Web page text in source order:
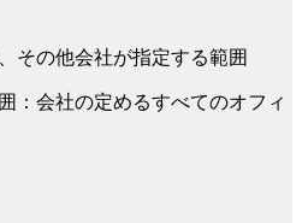
その他会社が指定する範囲
：会社の定めるすべてのオフィ